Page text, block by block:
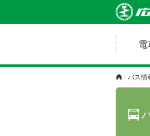
電
バス情